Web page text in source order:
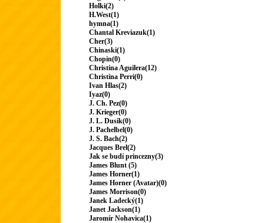
Holki(2)
H.West(1)
hymna(1)
Chantal Kreviazuk(1)
Cher(3)
Chinaski(1)
Chopin(0)
Christina Aguilera(12)
Christina Perri(0)
Ivan Hlas(2)
Iyaz(0)
J. Ch. Pez(0)
J. Krieger(0)
J. L. Dusík(0)
J. Pachelbel(0)
J. S. Bach(2)
Jacques Brel(2)
Jak se budí princezny(3)
James Blunt (5)
James Horner(1)
James Horner (Avatar)(0)
James Morrison(0)
Janek Ladecký(1)
Janet Jackson(1)
Jaromír Nohavica(1)